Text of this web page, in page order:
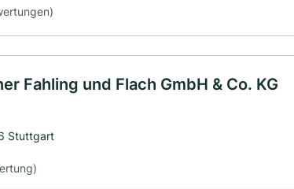
Fahling und Flach GmbH & Co. KG
Stuttgart